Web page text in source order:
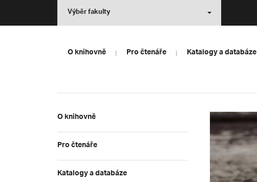
Výběr fakulty
O knihovně Pro čtenáře Katalogy a databáze
O knihovně
Pro čtenáře
Katalogy a databáze